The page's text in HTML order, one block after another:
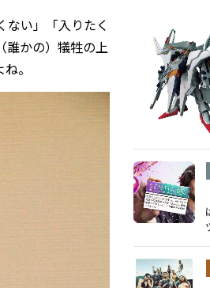
ない」「入りたく
誰かの）犠牲の上
。